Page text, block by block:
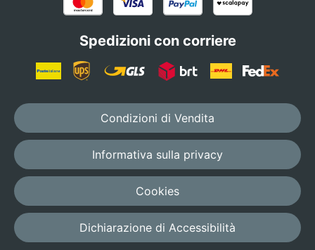
Spedizioni con corriere
Condizioni di Vendita
Informativa sulla privacy
Cookies
Dichiarazione di Accessibilità